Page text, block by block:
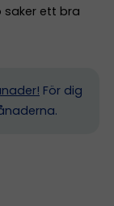
saker ett bra
För dig